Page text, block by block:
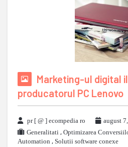
Marketing-ul digital
producatorul PC Lenovo
pr [ @ ] ecompedia ro
august
Generalitati , Optimizarea
Automation , Solutii software conexe